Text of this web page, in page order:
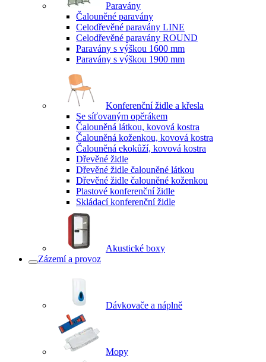
Paravány
Čalouněné paravány
Celodřevěné paravány LINE
Celodřevěné paravány ROUND
Paravány s výškou 1600 mm
Paravány s výškou 1900 mm
Konferenční židle a křesla
Se síťovaným opěrákem
Čalouněná látkou, kovová kostra
Čalouněná koženkou, kovová kostra
Čalouněná ekokůží, kovová kostra
Dřevěné židle
Dřevěné židle čalouněné látkou
Dřevěné židle čalouněné koženkou
Plastové konferenční židle
Skládací konferenční židle
Akustické boxy
Zázemí a provoz
Dávkovače a náplně
Mopy